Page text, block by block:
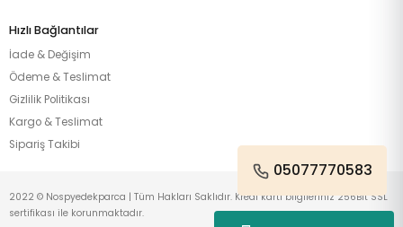
Hızlı Bağlantılar
İade & Değişim
Ödeme & Teslimat
Gizlilik Politikası
Kargo & Teslimat
Sipariş Takibi
05077770583
2022 © Nospyedekparca | Tüm Hakları Saklıdır. Kredi kartı bilgileriniz 256Bit SSL
sertifikası ile korunmaktadır.